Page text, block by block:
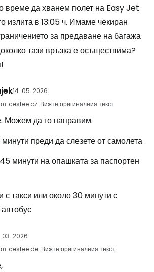
време да хванем полет на Easy Jet
излита в 13:05 ч. Имаме чекиран
за предаване на багажа
тази връзка е осъществима?
14. 05. 2026
cestee.cz Вижте оригиналния текст
Можем да го направим.
преди да слезете от самолета
минути на опашката за паспортен
с такси или около 30 минути с
03. 2026
cestee.de Вижте оригиналния текст